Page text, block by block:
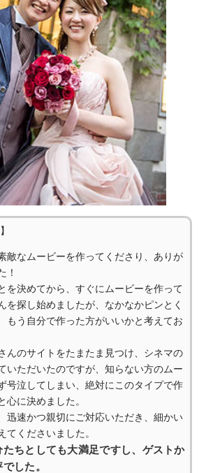
敵なムービーを作ってくださり、ありが
！
を決めてから、すぐにムービーを作って
を探し始めましたが、なかなかピンとく
もう自分で作った方がいいかと考えてお
んのサイトをたまたま見つけ、シネマの
いただいたのですが、知らない方のムー
号泣してしまい、絶対にこのタイプで作
心に決めました。
迅速かつ親切にご対応いただき、細かい
てくださいました。
たちとしても大満足ですし、ゲストか
した。